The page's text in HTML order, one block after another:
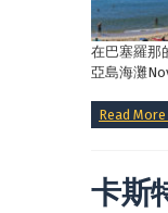
在巴塞羅那
亞島海灘
Read
卡斯